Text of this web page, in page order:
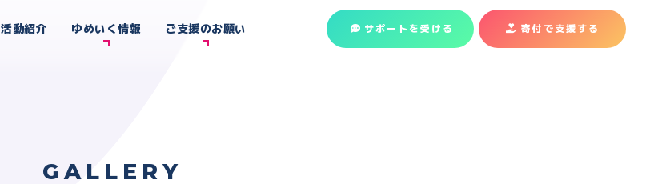
活動紹介 ゆめいく情報 ご支援のお願い サポートを受ける 寄付で支援 する
GALLERY